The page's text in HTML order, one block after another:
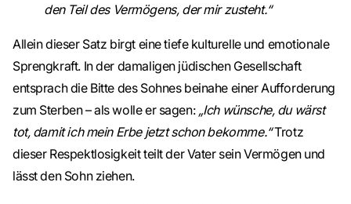
den Teil des Vermögens, der mir zusteht.“
Allein dieser Satz birgt eine tiefe kulturelle und emotionale
Sprengkraft. In der damaligen jüdischen Gesellschaft
entsprach die Bitte des Sohnes beinahe einer Aufforderung
zum Sterben – als wolle er sagen: „Ich wünsche, du wärst
tot, damit ich mein Erbe jetzt schon bekomme.“Trotz
dieser Respektlosigkeit teilt der Vater sein Vermögen und
lässt den Sohn ziehen.